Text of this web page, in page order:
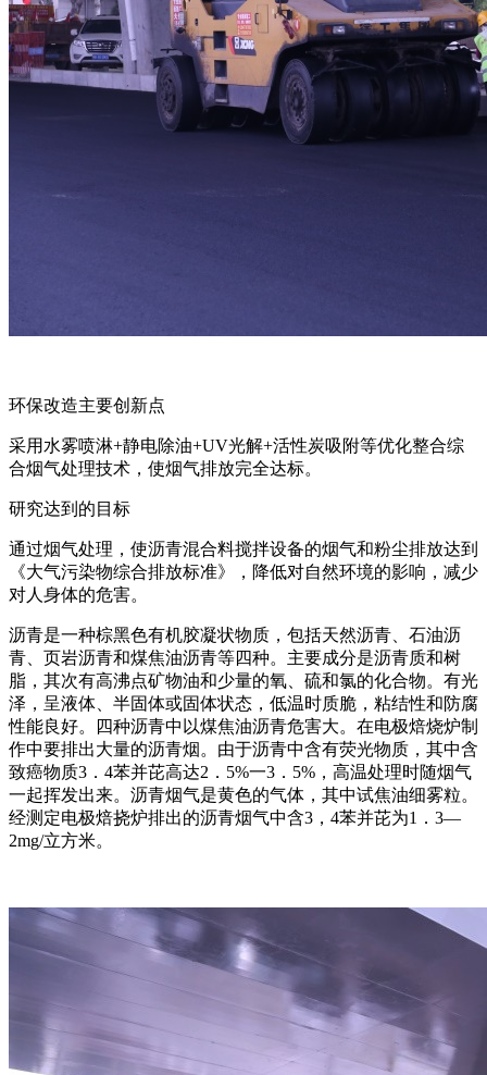
环保改造主要创新点
采用水雾喷淋+静电除油+UV光解+活性炭吸附等优化整合综
合烟气处理技术，使烟气排放完全达标。
研究达到的目标
通过烟气处理，使沥青混合料搅拌设备的烟气和粉尘排放达到
《大气污染物综合排放标准》，降低对自然环境的影响，减少
对人身体的危害。
沥青是一种棕黑色有机胶凝状物质，包括天然沥青、石油沥
青、页岩沥青和煤焦油沥青等四种。主要成分是沥青质和树
脂，其次有高沸点矿物油和少量的氧、硫和氯的化合物。有光
泽，呈液体、半固体或固体状态，低温时质脆，粘结性和防腐
性能良好。四种沥青中以煤焦油沥青危害大。在电极焙烧炉制
作中要排出大量的沥青烟。由于沥青中含有荧光物质，其中含
致癌物质3．4苯并芘高达2．5%一3．5%，高温处理时随烟气
一起挥发出来。沥青烟气是黄色的气体，其中试焦油细雾粒。
经测定电极焙挠炉排出的沥青烟气中含3，4苯并芘为1．3—
2mg/立方米。